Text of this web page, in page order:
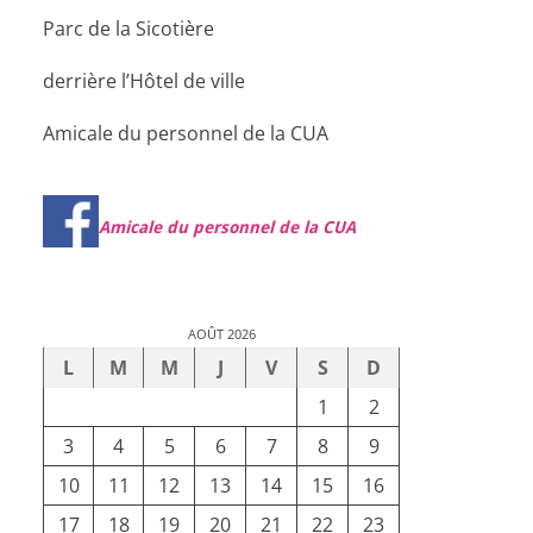
Parc de la Sicotière
derrière l’Hôtel de ville
Amicale du personnel de la CUA
Amicale du personnel de la CUA
AOÛT 2026
L M M J V S
D
1
2
3
4 5 6 7 8
9
10
11 12 13 14 15
16
17
18 19 20 21 22 23